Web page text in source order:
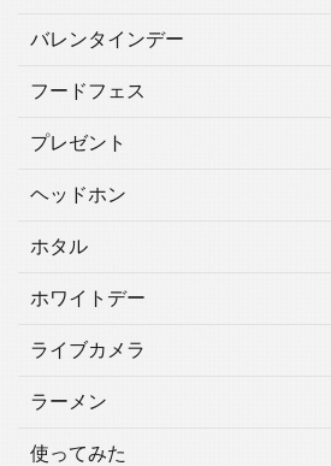
バレンタインデー
フードフェス
プレゼント
ヘッドホン
ホタル
ホワイトデー
ライブカメラ
ラーメン
使ってみた